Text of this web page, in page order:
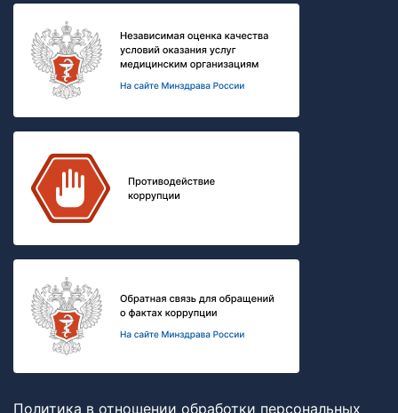
Политика в отношении обработки персональных